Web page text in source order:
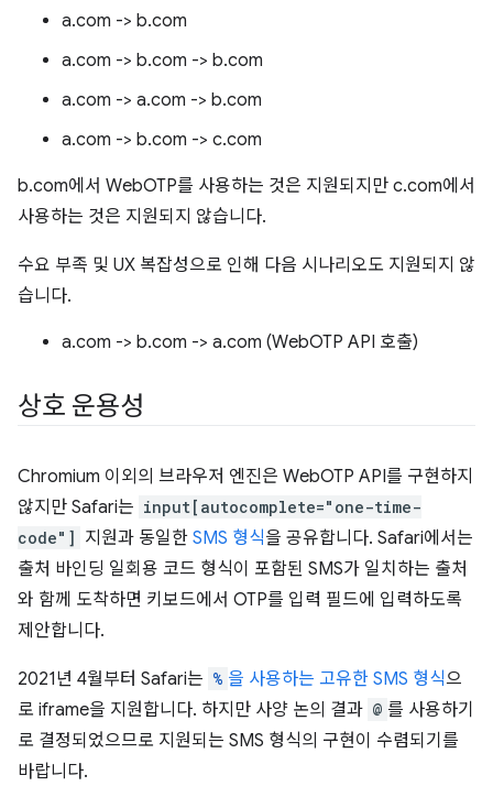
a.com -> b.com
a.com -> b.com -> b.com
a.com -> a.com -> b.com
a.com -> b.com -> c.com
b.com에서 WebOTP를 사용하는 것은 지원되지만 c.com에서
사용하는 것은 지원되지 않습니다.
수요 부족 및 UX 복잡성으로 인해 다음 시나리오도 지원되지 않
습니다.
a.com -> b.com -> a.com (WebOTP API 호출)
상호 운용성
Chromium 이외의 브라우저 엔진은 WebOTP API를 구현하지
않지만 Safari는 input[autocomplete="one-time-
code"] 지원과 동일한 SMS 형식을 공유합니다. Safari에서는
출처 바인딩 일회용 코드 형식이 포함된 SMS가 일치하는 출처
와 함께 도착하면 키보드에서 OTP를 입력 필드에 입력하도록
제안합니다.
2021년 4월부터 Safari는 % 을 사용하는 고유한 SMS 형식으
로 iframe을 지원합니다. 하지만 사양 논의 결과 @ 를 사용하기
로 결정되었으므로 지원되는 SMS 형식의 구현이 수렴되기를
바랍니다.